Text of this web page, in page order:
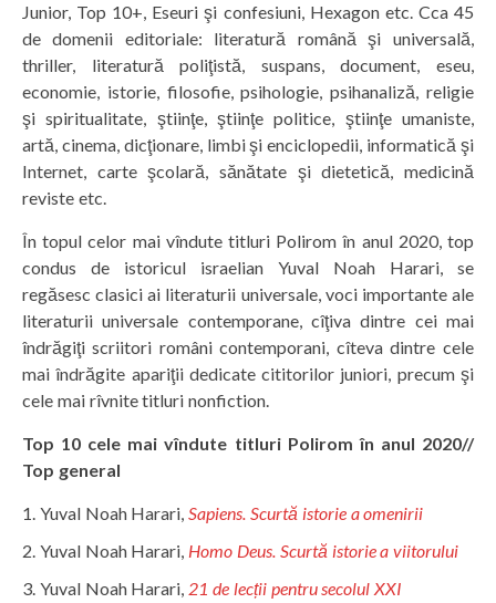
Junior, Top 10+, Eseuri şi confesiuni, Hexagon etc. Cca 45
de domenii editoriale: literatură română şi universală,
thriller, literatură poliţistă, suspans, document, eseu,
economie, istorie, filosofie, psihologie, psihanaliză, religie
şi spiritualitate, ştiinţe, ştiinţe politice, ştiinţe umaniste,
artă, cinema, dicţionare, limbi şi enciclopedii, informatică şi
Internet, carte şcolară, sănătate şi dietetică, medicină
reviste etc.
În topul celor mai vîndute titluri Polirom în anul 2020, top
condus de istoricul israelian Yuval Noah Harari, se
regăsesc clasici ai literaturii universale, voci importante ale
literaturii universale contemporane, cîţiva dintre cei mai
îndrăgiţi scriitori români contemporani, cîteva dintre cele
mai îndrăgite apariţii dedicate cititorilor juniori, precum şi
cele mai rîvnite titluri nonfiction.
Top 10 cele mai vîndute titluri Polirom în anul 2020//
Top general
Yuval Noah Harari,Sapiens. Scurtă istorie a omenirii
Yuval Noah Harari, Homo Deus. Scurtă istorie a viitorului
Yuval Noah Harari, 21 de lecții pentru secolul XXI